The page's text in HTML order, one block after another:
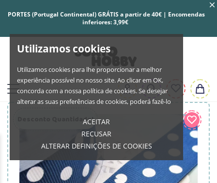
Utilizamos cookies
Utilizamos cookies para lhe proporcionar a melhor
experiência possível no nosso site. Ao clicar em OK,
concorda com a nossa política de cookies. Se desejar
alterar as suas preferências de cookies, poderá fazê-lo
ACEITAR
RECUSAR
ALTERAR DEFINIÇÕES DE COOKIES
PORTES (Portugal Continental) GRÁTIS a partir de 40€ | Encomendas
inferiores: 3,99€
Desconto Quantidade!